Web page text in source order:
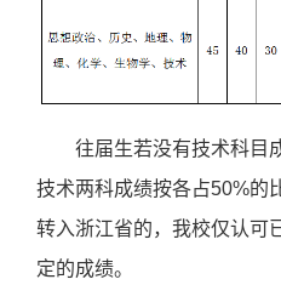
往届生若没有技术科目
技术两科成绩按各占50%的
转入浙江省的，我校仅认可
定的成绩。